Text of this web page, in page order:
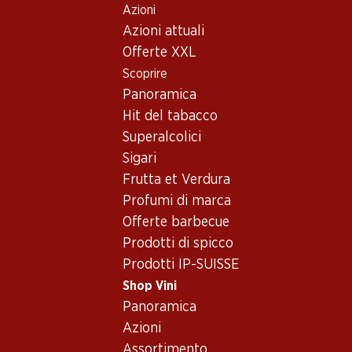
Azioni
Azioni attuali
Offerte XXL
Scoprire
Panoramica
Hit del tabacco
Superalcolici
Sigari
Frutta et Verdura
Profumi di marca
Offerte barbecue
Prodotti di spicco
Prodotti IP-SUISSE
Shop Vini
Panoramica
Azioni
Conoscenza dei vini
Momenti enologici
Consulente vini
Trovare il vino giusto
in modo semplice e